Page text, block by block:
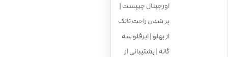
اورجینال چیپست |
پر شدن راحت تانک
از پهلو | ایرفلو سه
گانه | پشتیبانی از